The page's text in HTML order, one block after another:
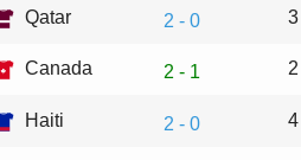
Qatar 2 - 0
Canada 2 - 1
Haiti 2 - 0